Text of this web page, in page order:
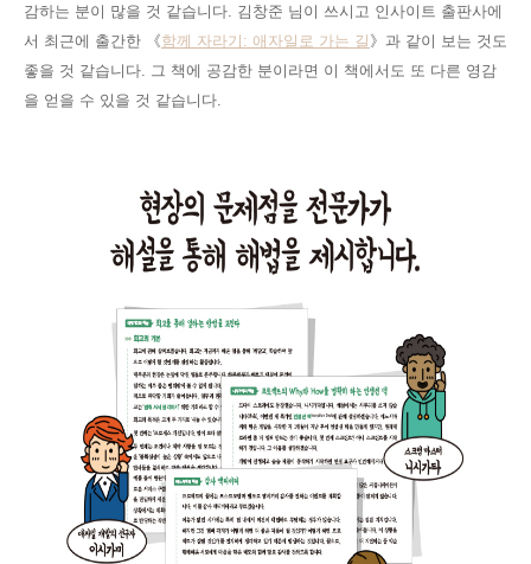
감하는 분이 많을 것 같습니다. 김창준 님이 쓰시고 인사이트 출판사에
서 최근에 출간한
《함께 자라기 : 애자일로 가는 길 》과 같이 보는 것도
좋을 것 같습니다. 그 책에 공감한 분이라면 이 책에서도 또 다른 영감
을 얻을 수 있을 것 같습니다.